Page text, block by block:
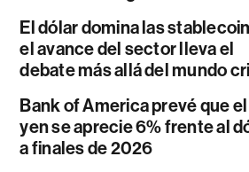
El dólar domina las
el avance del sector lleva el
debate más allá del mundo
Bank of America prevé que el
yen se aprecie 6% frente al
a finales de 2026